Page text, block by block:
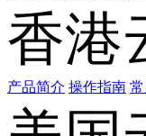
香港
产品简介 操作指南